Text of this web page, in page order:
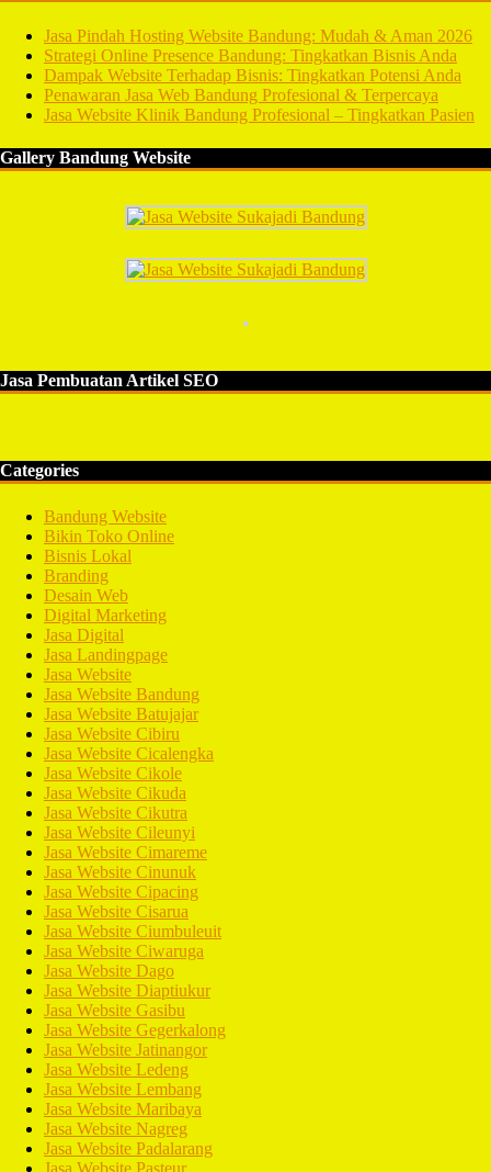
Jasa Pindah Hosting Website Bandung: Mudah & Aman 2026
Strategi Online Presence Bandung: Tingkatkan Bisnis Anda
Dampak Website Terhadap Bisnis: Tingkatkan Potensi Anda
Penawaran Jasa Web Bandung Profesional & Terpercaya
Jasa Website Klinik Bandung Profesional – Tingkatkan Pasien
Gallery Bandung Website
Jasa Pembuatan Artikel SEO
Categories
Bandung Website
Bikin Toko Online
Bisnis Lokal
Branding
Desain Web
Digital Marketing
Jasa Digital
Jasa Landingpage
Jasa Website
Jasa Website Bandung
Jasa Website Batujajar
Jasa Website Cibiru
Jasa Website Cicalengka
Jasa Website Cikole
Jasa Website Cikuda
Jasa Website Cikutra
Jasa Website Cileunyi
Jasa Website Cimareme
Jasa Website Cinunuk
Jasa Website Cipacing
Jasa Website Cisarua
Jasa Website Ciumbuleuit
Jasa Website Ciwaruga
Jasa Website Dago
Jasa Website Diaptiukur
Jasa Website Gasibu
Jasa Website Gegerkalong
Jasa Website Jatinangor
Jasa Website Ledeng
Jasa Website Lembang
Jasa Website Maribaya
Jasa Website Nagreg
Jasa Website Padalarang